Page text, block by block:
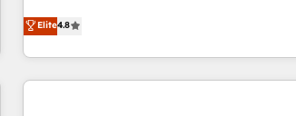
and service hubs • Built-in flexibility for
brands
offering you a roadmap on maximizing
achieving Commercial Excellence. With our
processes, we strengthen your digital
minimize costs. As HubSpot's Advanced
Elite4.8